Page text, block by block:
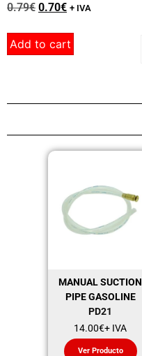
0.79€ 0.70€ + IVA
Add to cart
MANUAL SUCTION
PIPE GASOLINE
PD21
14.00€+ IVA
Ver Producto